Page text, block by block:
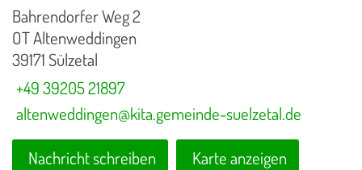
Bahrendorfer Weg 2
OT Altenweddingen
39171 Sülzetal
+49 39205 21897
altenweddingen@kita.gemeinde-suelzetal.de
Nachricht schreiben Karte anzeigen